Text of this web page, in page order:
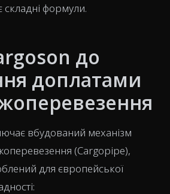
складні формули.
до
доплатами
вбудований механізм
(Cargopipe),
для європейської